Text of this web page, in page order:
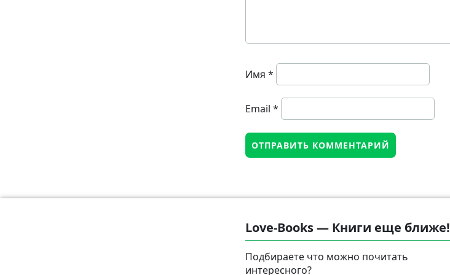
Имя *
Email *
Love-Books — Книги еще ближе!
Подбираете что можно почитать
интересного?